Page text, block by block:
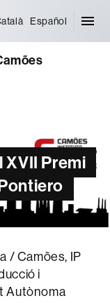
Español
XVII Premi
/ Camões, IP
i
Autònoma